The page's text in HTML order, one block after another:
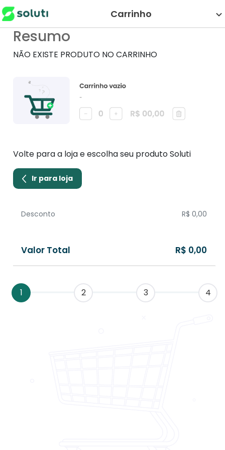
Carrinho
Resumo
NÃO EXISTE PRODUTO NO CARRINHO
Volte para a loja e escolha seu produto Soluti
Ir para loja
Desconto R$ 0,00
Valor Total R$ 0,00
1 2 3 4